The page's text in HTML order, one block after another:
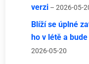
verzi – 2026-05-
Blíží se úplné
ho v létě a
2026-05-20